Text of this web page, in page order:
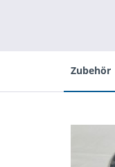
Zubehör